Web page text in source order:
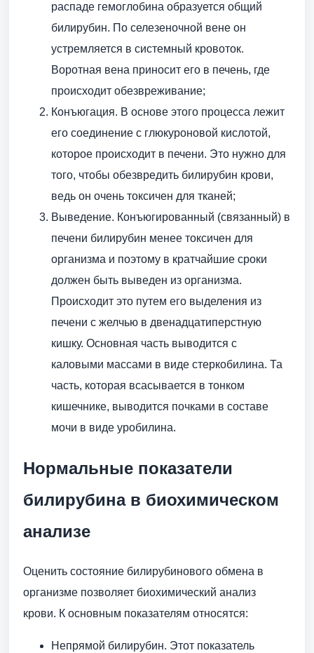
распаде гемоглобина образуется общий
билирубин. По селезеночной вене он
устремляется в системный кровоток.
Воротная вена приносит его в печень, где
происходит обезвреживание;
Конъюгация. В основе этого процесса лежит
его соединение с глюкуроновой кислотой,
которое происходит в печени. Это нужно для
того, чтобы обезвредить билирубин крови,
ведь он очень токсичен для тканей;
Выведение. Конъюгированный (связанный) в
печени билирубин менее токсичен для
организма и поэтому в кратчайшие сроки
должен быть выведен из организма.
Происходит это путем его выделения из
печени с желчью в двенадцатиперстную
кишку. Основная часть выводится с
каловыми массами в виде стеркобилина. Та
часть, которая всасывается в тонком
кишечнике, выводится почками в составе
мочи в виде уробилина.
Нормальные показатели
билирубина в биохимическом
анализе
Оценить состояние билирубинового обмена в
организме позволяет биохимический анализ
крови. К основным показателям относятся:
Непрямой билирубин. Этот показатель